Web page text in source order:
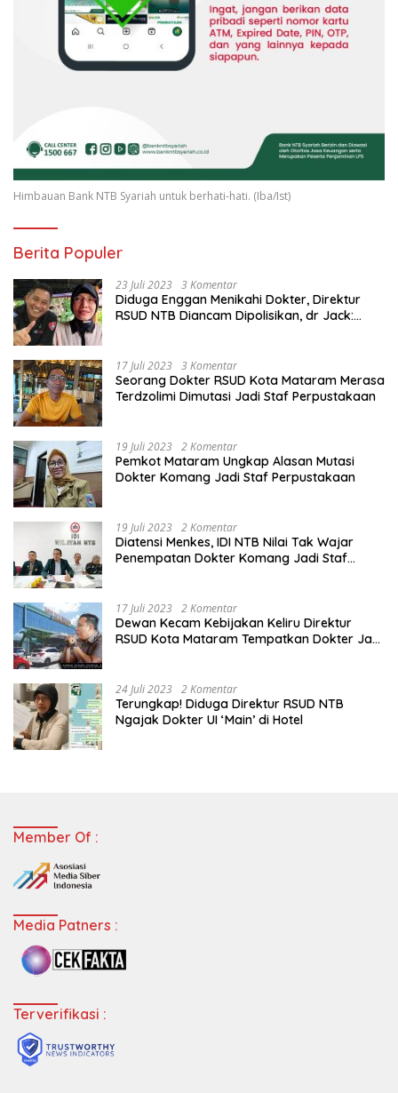
Himbauan Bank NTB Syariah untuk berhati-hati. (Iba/Ist)
Berita Populer
23 Juli 2023 3 Komentar
Diduga Enggan Menikahi Dokter, Direktur
RSUD NTB Diancam Dipolisikan, dr Jack:
17 Juli 2023 3 Komentar
Seorang Dokter RSUD Kota Mataram Merasa
Terdzolimi Dimutasi Jadi Staf Perpustakaan
19 Juli 2023 2 Komentar
Pemkot Mataram Ungkap Alasan Mutasi
Dokter Komang Jadi Staf Perpustakaan
19 Juli 2023 2 Komentar
Diatensi Menkes, IDI NTB Nilai Tak Wajar
Penempatan Dokter Komang Jadi Staf
17 Juli 2023 2 Komentar
Dewan Kecam Kebijakan Keliru Direktur
RSUD Kota Mataram Tempatkan Dokter Jadi
24 Juli 2023 2 Komentar
Terungkap! Diduga Direktur RSUD NTB
Ngajak Dokter UI ‘Main’ di Hotel
Member Of :
Media Patners :
Terverifikasi :